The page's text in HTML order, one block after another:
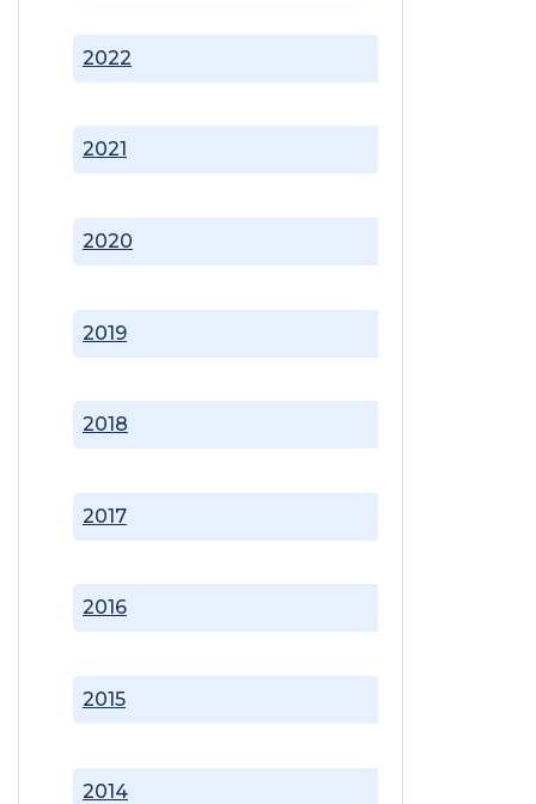
2014
2015
2016
2017
2018
2019
2020
2021
2022